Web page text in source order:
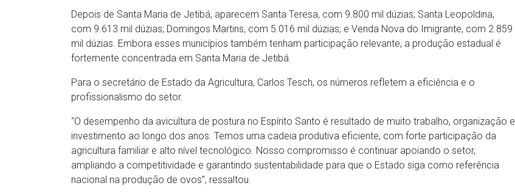
Depois de Santa Maria de Jetibá, aparecem Santa Teresa, com 9.800 mil dúzias; Santa Leopoldina,
com 9.613 mil dúzias; Domingos Martins, com 5.016 mil dúzias; e Venda Nova do Imigrante, com 2.859
mil dúzias. Embora esses municípios também tenham participação relevante, a produção estadual é
fortemente concentrada em Santa Maria de Jetibá.
Para o secretário de Estado da Agricultura, Carlos Tesch, os números refletem a eficiência e o
profissionalismo do setor.
“O desempenho da avicultura de postura no Espírito Santo é resultado de muito trabalho, organização e
investimento ao longo dos anos. Temos uma cadeia produtiva eficiente, com forte participação da
agricultura familiar e alto nível tecnológico. Nosso compromisso é continuar apoiando o setor,
ampliando a competitividade e garantindo sustentabilidade para que o Estado siga como referência
nacional na produção de ovos”, ressaltou.